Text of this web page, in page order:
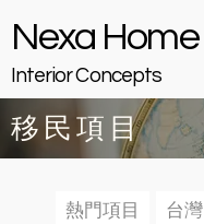
Nexa Home
Interior Concepts
移民項目
熱門項目 台灣